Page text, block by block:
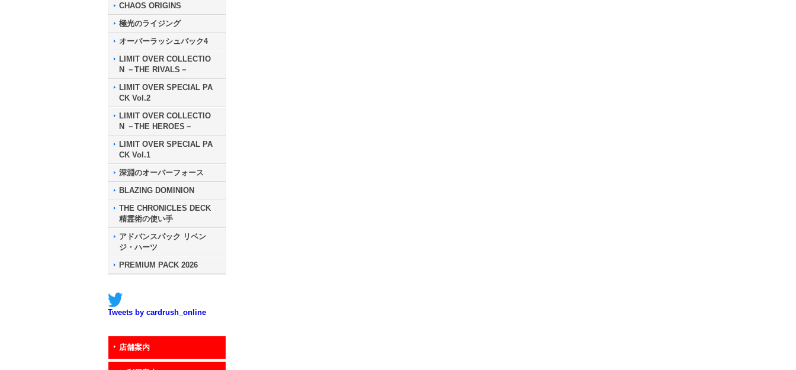
CHAOS ORIGINS
極光のライジング
オーバーラッシュパック4
LIMIT OVER COLLECTIO
N －THE RIVALS－
LIMIT OVER SPECIAL PA
CK Vol.2
LIMIT OVER COLLECTIO
N －THE HEROES－
LIMIT OVER SPECIAL PA
CK Vol.1
深淵のオーバーフォース
BLAZING DOMINION
THE CHRONICLES DECK
精霊術の使い手
アドバンスパック リベン
ジ・ハーツ
PREMIUM PACK 2026
Tweets by cardrush_online
店舗案内